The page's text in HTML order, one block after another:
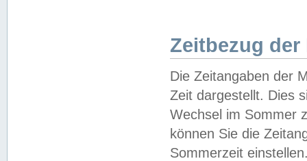
Zeitbezug der
Die Zeitangaben der
Zeit dargestellt. Dies
Wechsel im Sommer
können Sie die
Sommerzeit